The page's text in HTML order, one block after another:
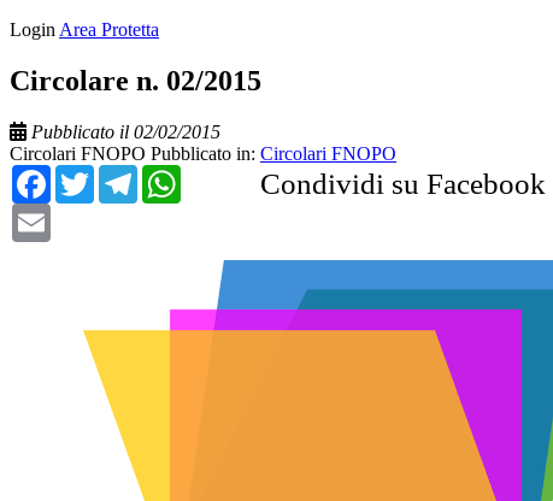
Login Area Protetta
Circolare n. 02/2015
Pubblicato il 02/02/2015
Circolari FNOPO Pubblicato in: Circolari FNOPO
Condividi su Facebook
Facebook
TwitterTelegramWhatsApp
Email